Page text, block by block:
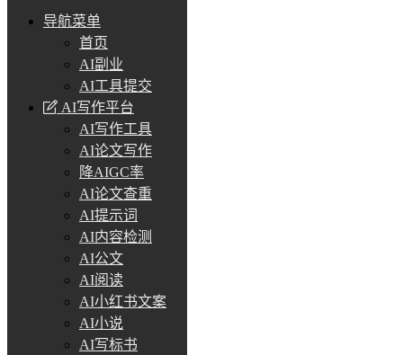
导航菜单
首页
AI副业
AI工具提交
AI写作平台
AI写作工具
AI论文写作
降AIGC率
AI论文查重
AI提示词
AI内容检测
AI公文
AI阅读
AI小红书文案
AI小说
AI写标书